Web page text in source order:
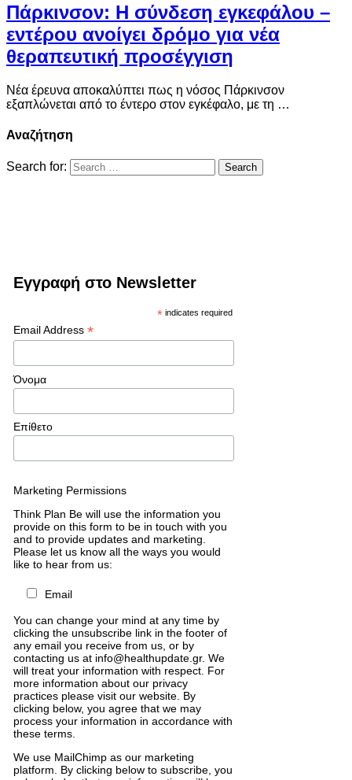
Πάρκινσον: Η σύνδεση εγκεφάλου –
εντέρου ανοίγει δρόμο για νέα
θεραπευτική προσέγγιση
Νέα έρευνα αποκαλύπτει πως η νόσος Πάρκινσον
εξαπλώνεται από το έντερο στον εγκέφαλο, με τη …
Αναζήτηση
Search for:
Εγγραφή στο Newsletter
* indicates required
Email Address *
Όνομα
Επίθετο
Marketing Permissions
Think Plan Be will use the information you
provide on this form to be in touch with you
and to provide updates and marketing.
Please let us know all the ways you would
like to hear from us:
Email
You can change your mind at any time by
clicking the unsubscribe link in the footer of
any email you receive from us, or by
contacting us at info@healthupdate.gr. We
will treat your information with respect. For
more information about our privacy
practices please visit our website. By
clicking below, you agree that we may
process your information in accordance with
these terms.
We use MailChimp as our marketing
platform
By clicking below to subscribe you